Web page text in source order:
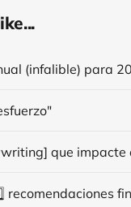
(infalible) para
que